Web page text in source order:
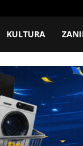
KULTURA